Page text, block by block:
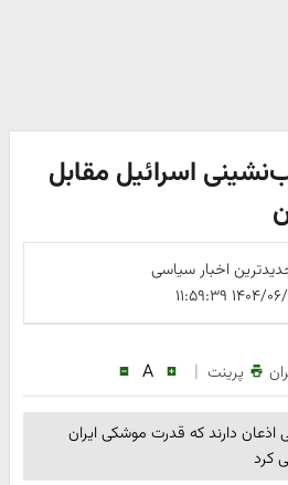
اسرائیل مقابل
اخبار سیاسی
پرینت |
A
اذعان دارند که قدرت موشکی ایران
کرد